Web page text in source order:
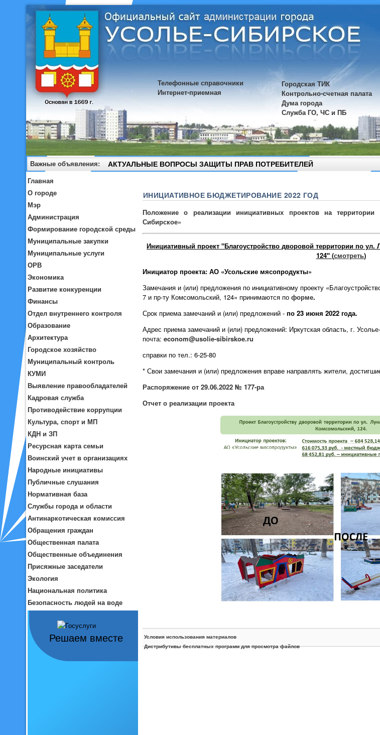
Телефонные справочники
Интернет-приемная
Городская ТИК
Контрольно-счетная палата
Дума города
Служба ГО, ЧС и ПБ
Важные объявления: АКТУАЛЬНЫЕ ВОПРОСЫ ЗАЩИТЫ ПРАВ ПОТРЕБИТЕЛЕЙ
Главная
О городе
Мэр
Администрация
Формирование городской среды
Муниципальные закупки
Муниципальные услуги
ОРВ
Экономика
Развитие конкуренции
Финансы
Отдел внутреннего контроля
Образование
Архитектура
Городское хозяйство
Муниципальный контроль
КУМИ
Выявление правообладателей
Кадровая служба
Противодействие коррупции
Культура, спорт и МП
КДН и ЗП
Ресурсная карта семьи
Воинский учет в организациях
Народные инициативы
Публичные слушания
Нормативная база
Службы города и области
Антинаркотическая комиссия
Обращения граждан
Общественная палата
Общественные объединения
Присяжные заседатели
Экология
Национальная политика
Безопасность людей на воде
Решаем вместе
ИНИЦИАТИВНОЕ БЮДЖЕТИРОВАНИЕ 2022 ГОД
Положение о реализации инициативных проектов на территории
Сибирское»
Инициативный проект "Благоустройство дворовой территории по ул.
124" (смотреть)
Инициатор проекта: АО «Усольские мясопродукты»
Замечания и (или) предложения по инициативному проекту
7 и пр-ту Комсомольский, 124» принимаются по форме.
Срок приема замечаний и (или) предложений - по 23 июня 2022 года.
Адрес приема замечаний и (или) предложений: Иркутская область, г.
почта: econom@usolie-sibirskoe.ru
справки по тел.: 6-25-80
* Свои замечания и (или) предложения вправе направлять жители,
Распоряжение от 29.06.2022 № 177-ра
Отчет о реализации проекта
Условия использования материалов
Дистрибутивы бесплатных программ для просмотра файлов